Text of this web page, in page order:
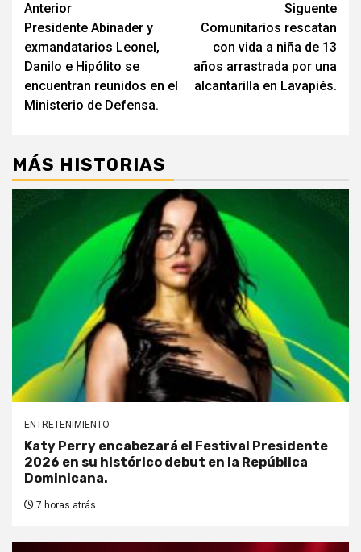
Navegación
de
entradas
Anterior
Presidente Abinader y
exmandatarios Leonel,
Danilo e Hipólito se
encuentran reunidos en el
Ministerio de Defensa.
Siguente
Comunitarios rescatan
con vida a niña de 13
años arrastrada por una
alcantarilla en Lavapiés.
MÁS HISTORIAS
ENTRETENIMIENTO
Katy Perry encabezará el Festival Presidente
2026 en su histórico debut en la República
Dominicana.
7 horas atrás